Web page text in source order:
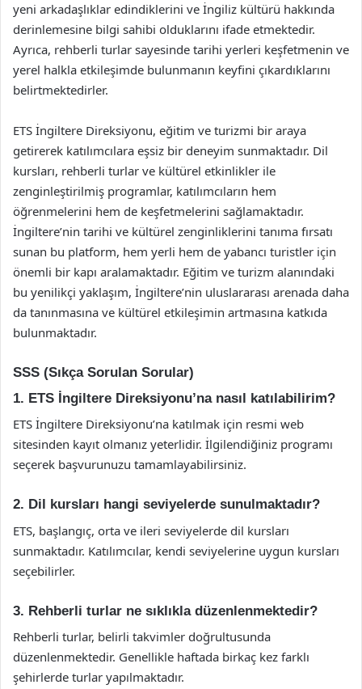
yeni arkadaşlıklar edindiklerini ve İngiliz kültürü hakkında
derinlemesine bilgi sahibi olduklarını ifade etmektedir.
Ayrıca, rehberli turlar sayesinde tarihi yerleri keşfetmenin ve
yerel halkla etkileşimde bulunmanın keyfini çıkardıklarını
belirtmektedirler.
ETS İngiltere Direksiyonu, eğitim ve turizmi bir araya
getirerek katılımcılara eşsiz bir deneyim sunmaktadır. Dil
kursları, rehberli turlar ve kültürel etkinlikler ile
zenginleştirilmiş programlar, katılımcıların hem
öğrenmelerini hem de keşfetmelerini sağlamaktadır.
İngiltere’nin tarihi ve kültürel zenginliklerini tanıma fırsatı
sunan bu platform, hem yerli hem de yabancı turistler için
önemli bir kapı aralamaktadır. Eğitim ve turizm alanındaki
bu yenilikçi yaklaşım, İngiltere’nin uluslararası arenada daha
da tanınmasına ve kültürel etkileşimin artmasına katkıda
bulunmaktadır.
SSS (Sıkça Sorulan Sorular)
1. ETS İngiltere Direksiyonu’na nasıl katılabilirim?
ETS İngiltere Direksiyonu’na katılmak için resmi web
sitesinden kayıt olmanız yeterlidir. İlgilendiğiniz programı
seçerek başvurunuzu tamamlayabilirsiniz.
2. Dil kursları hangi seviyelerde sunulmaktadır?
ETS, başlangıç, orta ve ileri seviyelerde dil kursları
sunmaktadır. Katılımcılar, kendi seviyelerine uygun kursları
seçebilirler.
3. Rehberli turlar ne sıklıkla düzenlenmektedir?
Rehberli turlar, belirli takvimler doğrultusunda
düzenlenmektedir. Genellikle haftada birkaç kez farklı
şehirlerde turlar yapılmaktadır.